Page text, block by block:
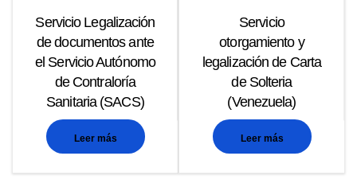
Servicio Legalización
de documentos ante
el Servicio Autónomo
de Contraloría
Sanitaria (SACS)
Leer más
Servicio
otorgamiento y
legalización de Carta
de Solteria
(Venezuela)
Leer más